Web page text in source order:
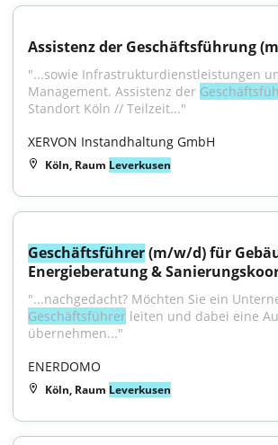
Assistenz der Geschäftsführung
"...sowie Infrastrukturdienstleistungen
Management. Assistenz der
Standort Köln // Teilzeit..."
XERVON Instandhaltung GmbH
Köln, Raum Leverkusen
Geschäftsführer (m/w/d) für
Energieberatung &
Geschäftsführer leiten und dabei eine
übernehmen..."
ENERDOMO
Köln, Raum Leverkusen